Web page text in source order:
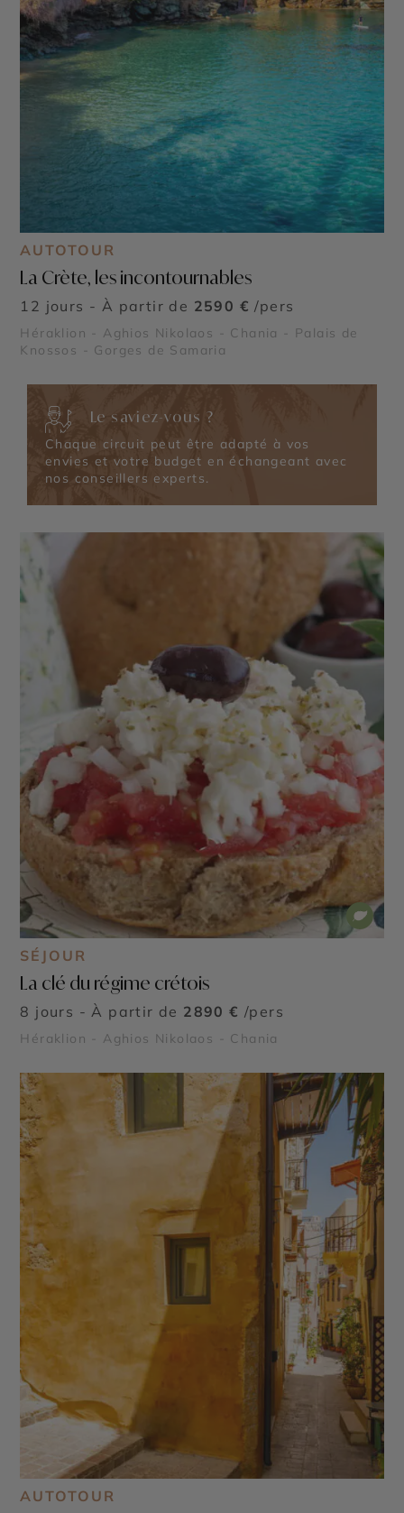
AUTOTOUR
La Crète, les incontournables
12 jours - À partir de 2590 € /pers
Héraklion - Aghios Nikolaos - Chania - Palais de
Knossos - Gorges de Samaria
Le saviez-vous ?
Chaque circuit peut être adapté à vos
envies et votre budget en échangeant avec
nos conseillers experts.
SÉJOUR
La clé du régime crétois
8 jours - À partir de 2890 € /pers
Héraklion - Aghios Nikolaos - Chania
AUTOTOUR